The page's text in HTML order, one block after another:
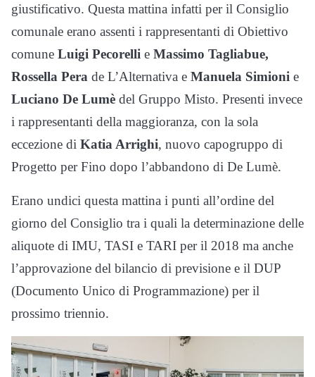
giustificativo. Questa mattina infatti per il Consiglio
comunale erano assenti i rappresentanti di Obiettivo
comune Luigi Pecorelli e Massimo Tagliabue,
Rossella Pera de L’Alternativa e Manuela Simioni e
Luciano De Lumè del Gruppo Misto. Presenti invece
i rappresentanti della maggioranza, con la sola
eccezione di Katia Arrighi, nuovo capogruppo di
Progetto per Fino dopo l’abbandono di De Lumè.
Erano undici questa mattina i punti all’ordine del
giorno del Consiglio tra i quali la determinazione delle
aliquote di IMU, TASI e TARI per il 2018 ma anche
l’approvazione del bilancio di previsione e il DUP
(Documento Unico di Programmazione) per il
prossimo triennio.